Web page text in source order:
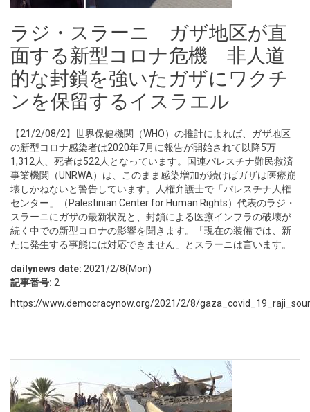
ラジ・スラーニ ガザ地区が直
面する新型コロナ危機 非人道
的な封鎖を強いたガザにワクチ
ンを保留するイスラエル
【21/2/08/2】世界保健機関（WHO）の推計によれば、ガザ地区
の新型コロナ感染者は2020年7月に報告が開始されて以降5万
1,312人、死者は522人となっています。国連パレスチナ難民救済
事業機関（UNRWA）は、このまま感染増加が続けばガザは医療崩
壊しかねないと警告しています。人権弁護士で「パレスチナ人権
センター」（Palestinian Center for Human Rights）代表のラジ・
スラーニにガザの最新状況と、封鎖による医療インフラの破壊が
続く中での新型コロナの影響を聞きます。「現在の装備では、新
たに発生する事態には対応できません」とスラーニは言います。
dailynews date: 2021/2/8(Mon)
記事番号: 2
https://www.democracynow.org/2021/2/8/